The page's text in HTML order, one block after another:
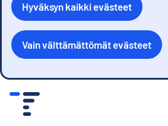
Hyväksyn kaikki evästeet
Vain välttämättömät evästeet